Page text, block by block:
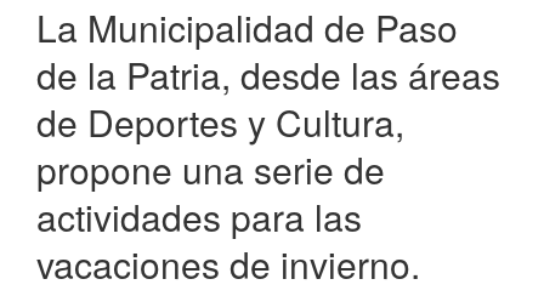
Vóleibol
La Municipalidad de Paso
de la Patria, desde las áreas
de Deportes y Cultura,
propone una serie de
actividades para las
vacaciones de invierno.